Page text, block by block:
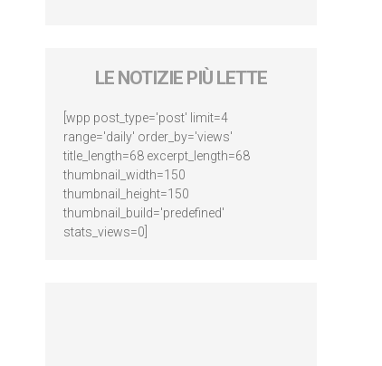
LE NOTIZIE PIÙ LETTE
[wpp post_type='post' limit=4
range='daily' order_by='views'
title_length=68 excerpt_length=68
thumbnail_width=150
thumbnail_height=150
thumbnail_build='predefined'
stats_views=0]